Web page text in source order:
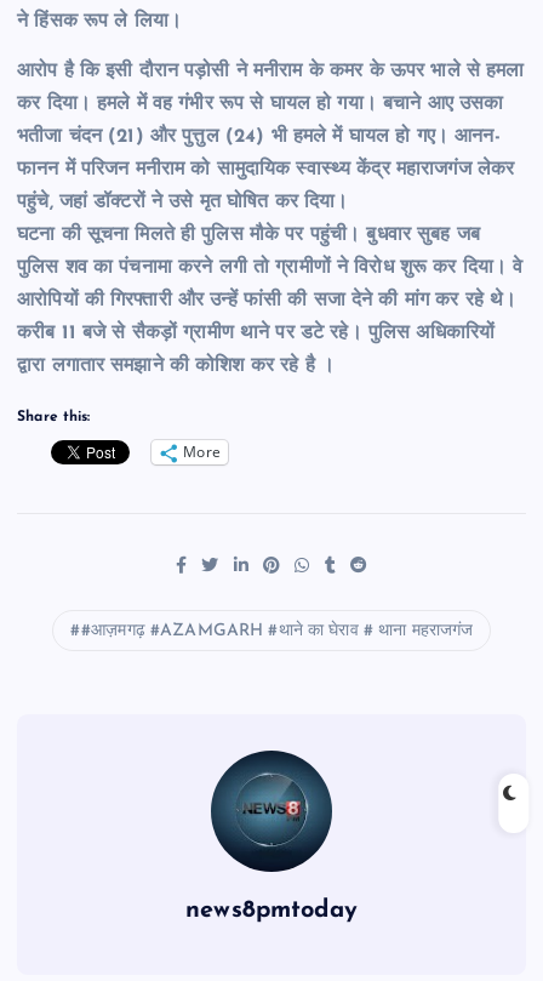
ने हिंसक रूप ले लिया।
आरोप है कि इसी दौरान पड़ोसी ने मनीराम के कमर के ऊपर भाले से हमला
कर दिया। हमले में वह गंभीर रूप से घायल हो गया। बचाने आए उसका
भतीजा चंदन (21) और पुत्तुल (24) भी हमले में घायल हो गए। आनन-
फानन में परिजन मनीराम को सामुदायिक स्वास्थ्य केंद्र महाराजगंज लेकर
पहुंचे, जहां डॉक्टरों ने उसे मृत घोषित कर दिया।
घटना की सूचना मिलते ही पुलिस मौके पर पहुंची। बुधवार सुबह जब
पुलिस शव का पंचनामा करने लगी तो ग्रामीणों ने विरोध शुरू कर दिया। वे
आरोपियों की गिरफ्तारी और उन्हें फांसी की सजा देने की मांग कर रहे थे।
करीब 11 बजे से सैकड़ों ग्रामीण थाने पर डटे रहे। पुलिस अधिकारियों
द्वारा लगातार समझाने की कोशिश कर रहे है ।
Share this:
More
#आज़मगढ़ #AZAMGARH #थाने का घेराव # थाना महराजगंज
news8pmtoday